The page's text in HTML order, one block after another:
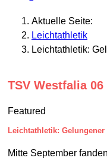
Aktuelle Seite:
Leichtathletik
Leichtathletik:
TSV Westfalia
Featured
Leichtathletik:
Mitte September